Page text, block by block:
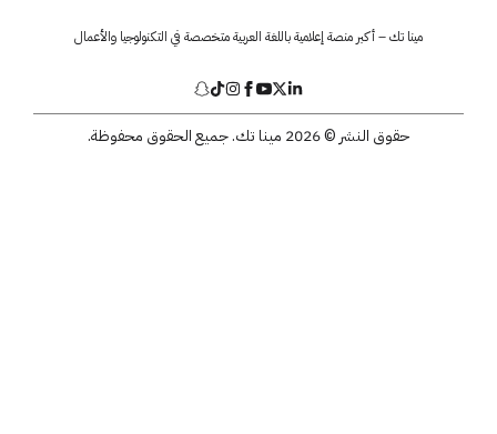
مينا تك – أكبر منصة إعلامية باللغة العربية متخصصة في التكنولوجيا والأعمال
حقوق النشر © 2026 مينا تك. جميع الحقوق محفوظة.